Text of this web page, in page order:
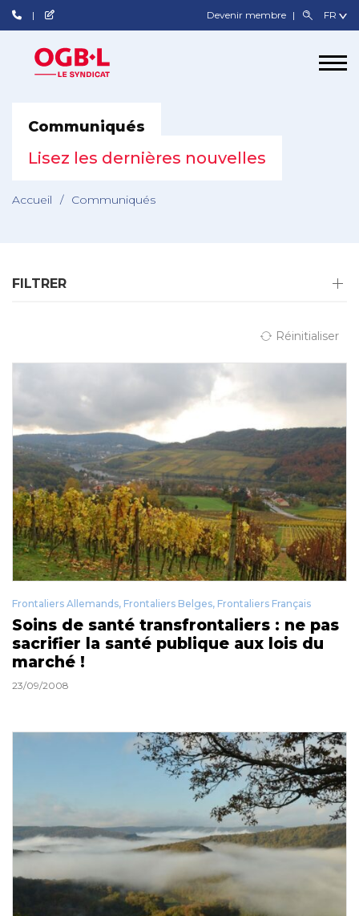
Devenir membre
Communiqués
Lisez les dernières nouvelles
Accueil / Communiqués
FILTRER
Réinitialiser
Frontaliers Allemands, Frontaliers Belges, Frontaliers Français
Soins de santé transfrontaliers : ne pas
sacrifier la santé publique aux lois du
marché !
23/09/2008